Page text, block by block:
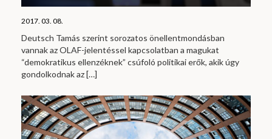
2017. 03. 08.
Deutsch Tamás szerint sorozatos önellentmondásban
vannak az OLAF-jelentéssel kapcsolatban a magukat
“demokratikus ellenzéknek” csúfoló politikai erők, akik úgy
gondolkodnak az[…]